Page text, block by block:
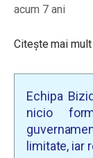
acum 7 ani
Citește mai
Echipa
nicio
limitate, iar